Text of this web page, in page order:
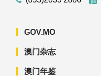
GOV.MO
澳门杂志
澳门年鉴